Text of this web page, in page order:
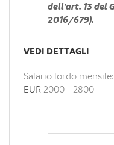
dell'art. 13 del
2016/679).
VEDI DETTAGLI
Salario lordo mensile:
EUR 2000 - 2800